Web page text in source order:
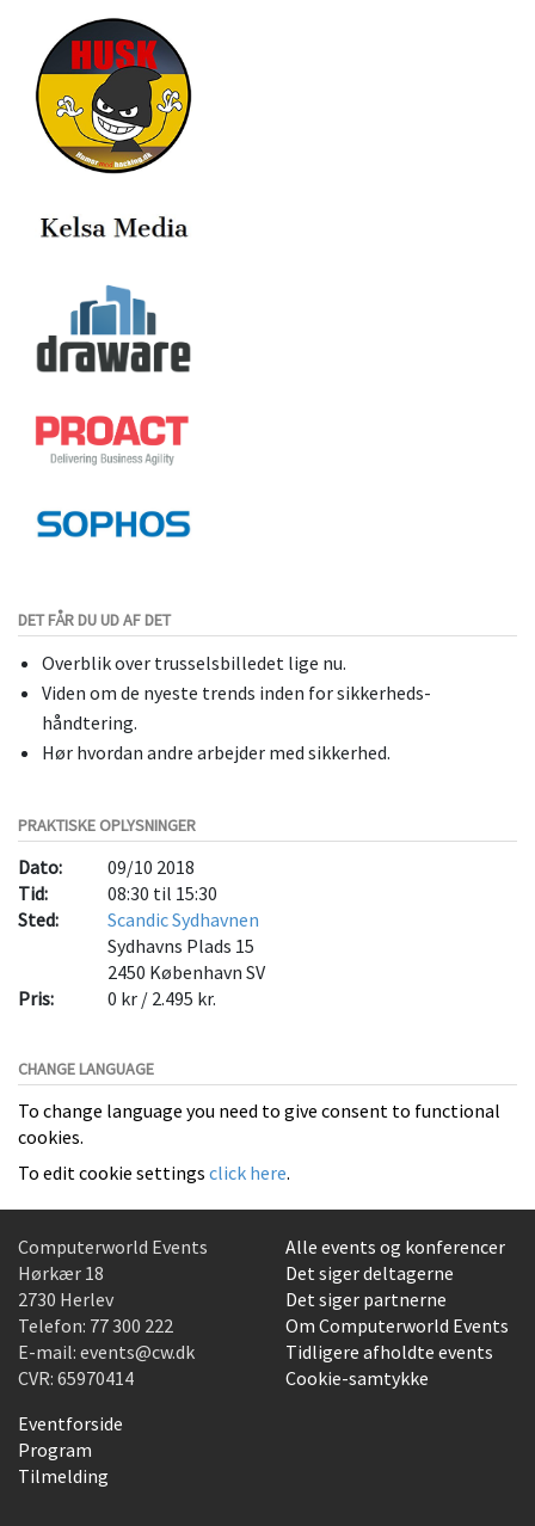
DET FÅR DU UD AF DET
Overblik over trusselsbilledet lige nu.
Viden om de nyeste trends inden for sikkerheds-
håndtering.
Hør hvordan andre arbejder med sikkerhed.
PRAKTISKE OPLYSNINGER
Dato:
09/10 2018
Tid:
08:30 til 15:30
Sted:
Scandic Sydhavnen
Sydhavns Plads 15
2450 København SV
Pris:
0 kr / 2.495 kr.
CHANGE LANGUAGE
To change language you need to give consent to functional
cookies.
To edit cookie settings click here.
Computerworld Events
Hørkær 18
2730 Herlev
Telefon: 77 300 222
E-mail: events@cw.dk
CVR: 65970414
Alle events og konferencer
Det siger deltagerne
Det siger partnerne
Om Computerworld Events
Tidligere afholdte events
Cookie-samtykke
Eventforside
Program
Tilmelding